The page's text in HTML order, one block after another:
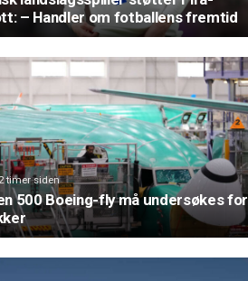
– Handler om fotballens fremtid
2 timer siden
500 Boeing-fly må undersøkes for